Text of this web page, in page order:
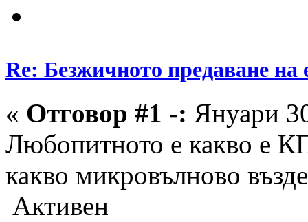
Re: Безжичното предаване на
« Отговор #1 -: Януари
Любопитното е какво е
какво микровълново
Активен